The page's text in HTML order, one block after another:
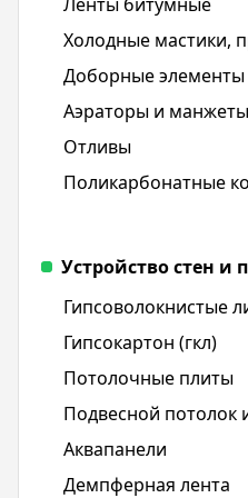
Холодные мастики,
Доборные элементы
Аэраторы и манжеты
Отливы
Поликарбонатные
Устройство стен и
Гипсоволокнистые
Гипсокартон (гкл)
Потолочные плиты
Подвесной
Аквапанели
Демпферная лента